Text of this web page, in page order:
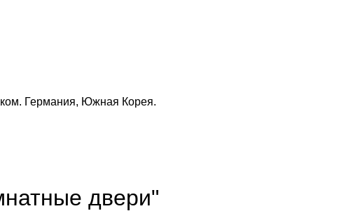
Германия, Южная Корея.
двери"